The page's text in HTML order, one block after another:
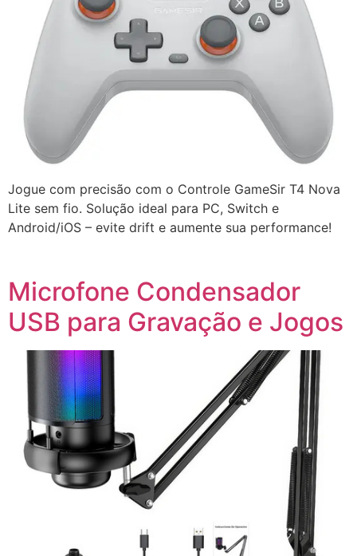
Jogue com precisão com o Controle GameSir T4 Nova
Lite sem fio. Solução ideal para PC, Switch e
Android/iOS – evite drift e aumente sua performance!
Microfone Condensador
USB para Gravação e Jogos